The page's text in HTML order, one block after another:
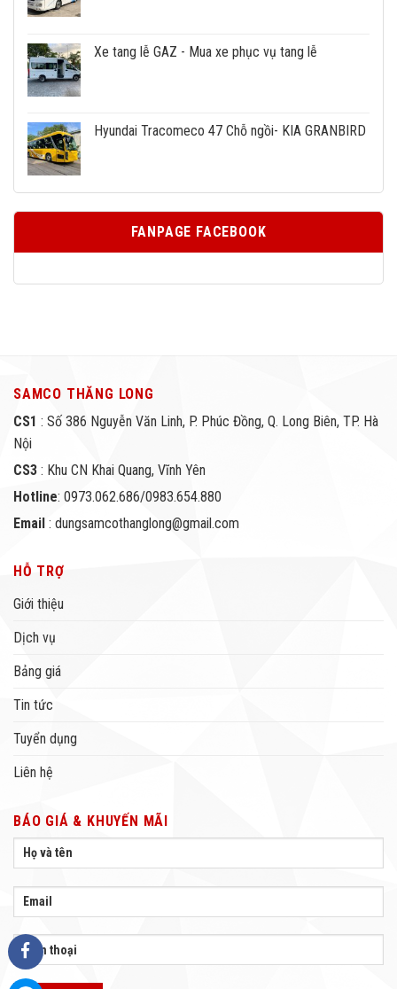
Xe tang lễ GAZ - Mua xe phục vụ tang lễ
Hyundai Tracomeco 47 Chỗ ngồi- KIA GRANBIRD
FANPAGE FACEBOOK
SAMCO THĂNG LONG
CS1 : Số 386 Nguyễn Văn Linh, P. Phúc Đồng, Q. Long Biên, TP. Hà
Nội
CS3 : Khu CN Khai Quang, Vĩnh Yên
Hotline: 0973.062.686/0983.654.880
Email : dungsamcothanglong@gmail.com
HỖ TRỢ
Giới thiệu
Dịch vụ
Bảng giá
Tin tức
Tuyển dụng
Liên hệ
BÁO GIÁ & KHUYẾN MÃI